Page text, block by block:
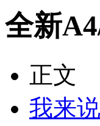
全新
正文
我来